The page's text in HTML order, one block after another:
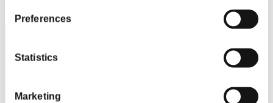
Preferences
Statistics
Marketing